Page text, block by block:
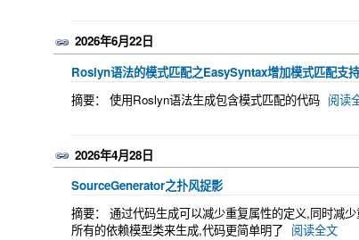
2026年6月22日
Roslyn语法的模式匹配之EasySyntax增加模式匹配支持
摘要： 使用Roslyn语法生成包含模式匹配的代码 阅读
2026年4月28日
SourceGenerator之扑风捉影
摘要： 通过代码生成可以减少重复属性的定义,同时减
所有的依赖模型类来生成,代码更简单明了 阅读全文